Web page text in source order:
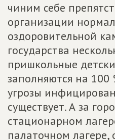
чиним себе
организации
оздоровительной
государства
пришкольные
заполняются на 100
угрозы
существует. А за
стационарном
палаточном лагере,